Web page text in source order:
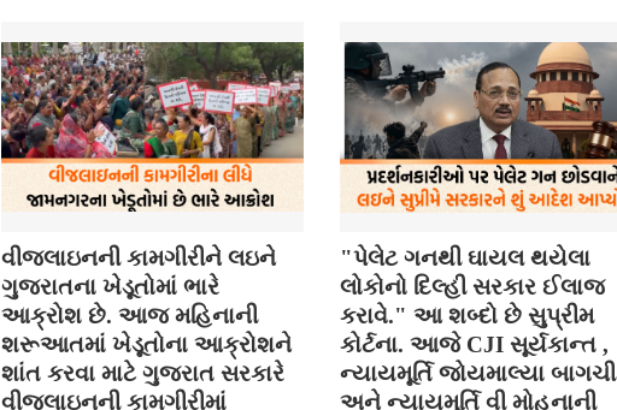
વીજલાઇનની કામગીરીને લઇને
ગુજરાતના ખેડૂતોમાં ભારે
આક્રોશ છે. આજ મહિનાની
શરૂઆતમાં ખેડૂતોના આક્રોશને
શાંત કરવા માટે ગુજરાત સરકારે
વીજલાઇનની કામગીરીમાં
"પેલેટ ગનથી ઘાયલ થયેલા
લોકોનો દિલ્હી સરકાર ઈલાજ
કરાવે." આ શબ્દો છે સુપ્રીમ
કોર્ટના. આજે CJI સૂર્યકાન્ત ,
ન્યાયમૂર્તિ જોયમાલ્યા બાગચી
અને ન્યાયમૂર્તિ વી મોહનાની